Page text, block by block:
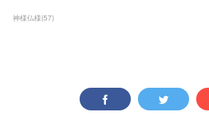
神様仏様(57)